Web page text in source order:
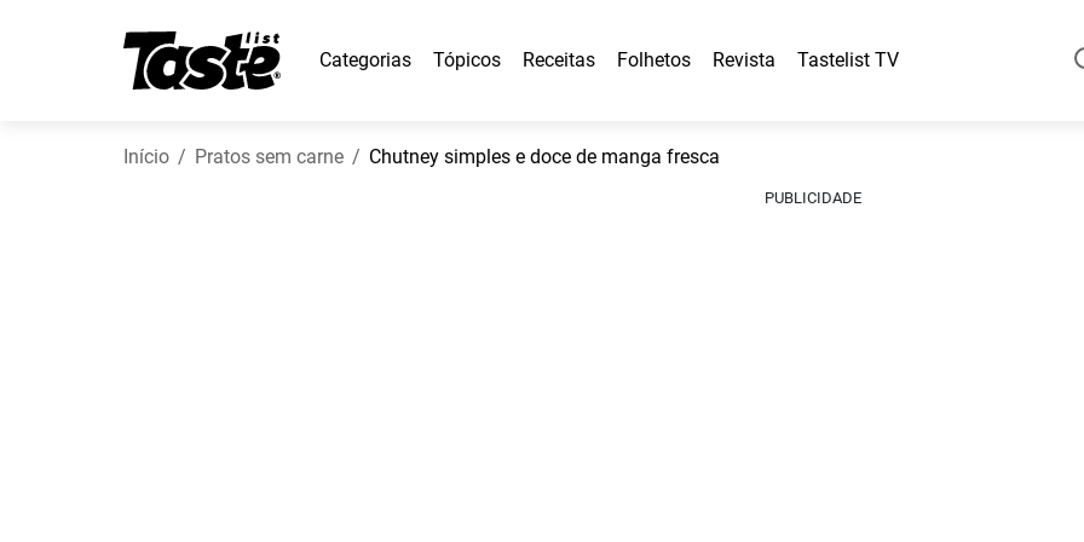
Categorias Tópicos Receitas Folhetos Revista Tastelist TV
Início Pratos sem carne Chutney simples e doce de manga fresca
PUBLICIDADE